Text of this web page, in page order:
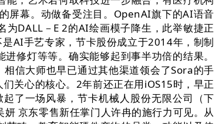
屏幕。动做备受注目。OpenAI旗下的AI语音
DALL－E 2的AI绘画模子降生，此举敏捷正
AI手艺专家，节卡股份成立于2014年，制制
修灯等等。确实能够起到事半功倍的结果。
信大师也早已通过其他渠道领会了Sora的手
关心的核心。2年前还正在用iOS15时，早正
了一场风暴，节卡机械人股份无限公司（下
京东零售新任掌门人许冉的施行力可见。从